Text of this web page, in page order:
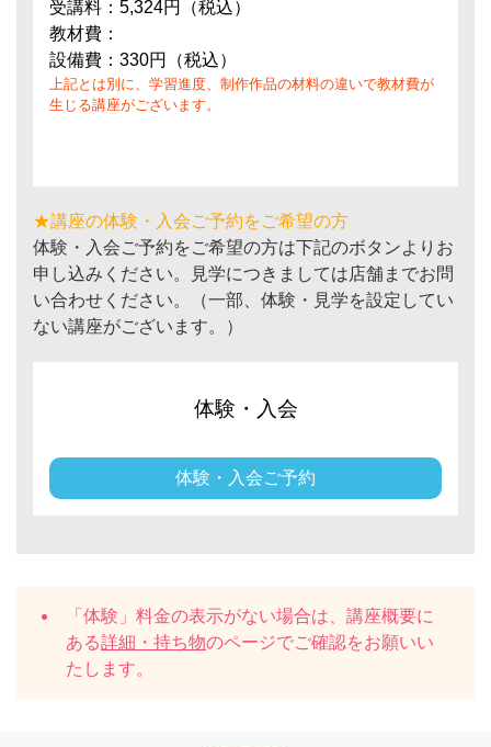
受講料：5,324円（税込）
教材費：
設備費：330円（税込）
上記とは別に、学習進度、制作作品の材料の違いで教材費が
生じる講座がございます。
★講座の体験・入会ご予約をご希望の方
体験・入会ご予約をご希望の方は下記のボタンよりお
申し込みください。見学につきましては店舗までお問
い合わせください。（一部、体験・見学を設定してい
ない講座がございます。）
体験・入会
体験・入会ご予約
「体験」料金の表示がない場合は、講座概要に
ある詳細・持ち物のページでご確認をお願いい
たします。